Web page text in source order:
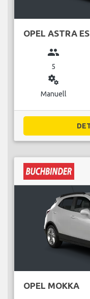
OPEL ASTRA
group
5
miscellaneous_services
Manuell
OPEL MOKKA